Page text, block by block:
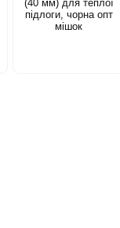
(40 мм) для теплої
підлоги, чорна опт
мішок